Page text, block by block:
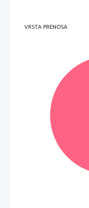
V sivo polje ne pišite
perforiran list
VRSTA PRENOSA